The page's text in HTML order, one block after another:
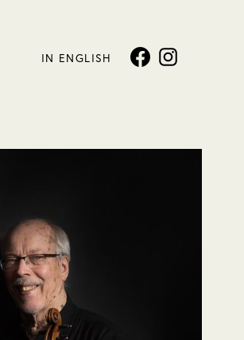
IN ENGLISH